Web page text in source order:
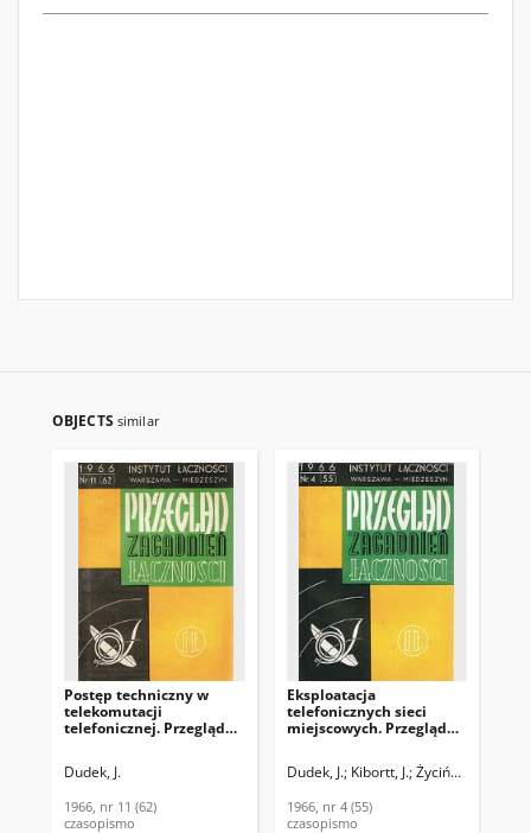
OBJECTS similar
Postęp techniczny w
telekomutacji
telefonicznej. Przegląd
Dudek, J.
1966, nr 11 (62)
czasopismo
Eksploatacja
telefonicznych sieci
miejscowych. Przegląd
Dudek, J. Kibortt, J. Życińska, Z.
1966, nr 4 (55)
czasopismo